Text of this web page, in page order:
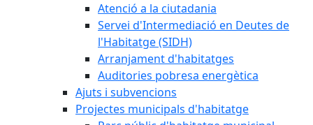
Atenció a la ciutadania
Servei d'Intermediació en Deutes de
l'Habitatge (SIDH)
Arranjament d'habitatges
Auditories pobresa energètica
Ajuts i subvencions
Projectes municipals d'habitatge